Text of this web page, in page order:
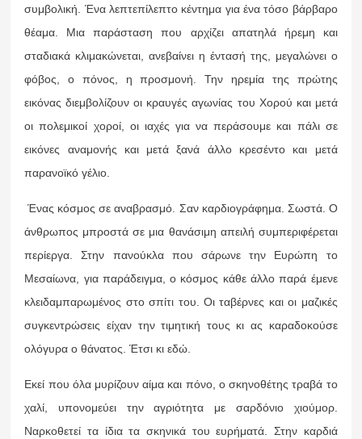
συμβολική. Ένα λεπτεπίλεπτο κέντημα για ένα τόσο βάρβαρο
θέαμα. Μια παράσταση που αρχίζει απατηλά ήρεμη και
σταδιακά κλιμακώνεται, ανεβαίνει η έντασή της, μεγαλώνει ο
φόβος, ο πόνος, η προσμονή. Την ηρεμία της πρώτης
εικόνας διεμβολίζουν οι κραυγές αγωνίας του Χορού και μετά
οι πολεμικοί χοροί, οι ιαχές για να περάσουμε και πάλι σε
εικόνες αναμονής και μετά ξανά άλλο κρεσέντο και μετά
παρανοϊκό γέλιο.
Ένας κόσμος σε αναβρασμό. Σαν καρδιογράφημα. Σωστά. Ο
άνθρωπος μπροστά σε μια θανάσιμη απειλή συμπεριφέρεται
περίεργα. Στην πανούκλα που σάρωνε την Ευρώπη το
Μεσαίωνα, για παράδειγμα, ο κόσμος κάθε άλλο παρά έμενε
κλειδαμπαρωμένος στο σπίτι του. Οι ταβέρνες και οι μαζικές
συγκεντρώσεις είχαν την τιμητική τους κι ας καραδοκούσε
ολόγυρα ο θάνατος. Έτσι κι εδώ.
Εκεί που όλα μυρίζουν αίμα και πόνο, ο σκηνοθέτης τραβά το
χαλί, υπονομεύει την αγριότητα με σαρδόνιο χιούμορ.
Ναρκοθετεί τα ίδια τα σκηνικά του ευρήματά. Στην καρδιά